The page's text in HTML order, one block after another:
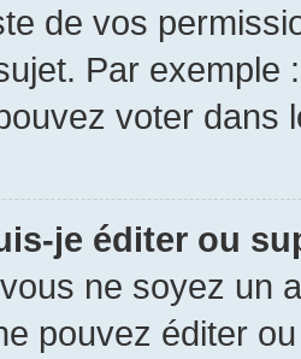
de vos
Par exemple
voter dans
je éditer ou
ne soyez un
pouvez éditer